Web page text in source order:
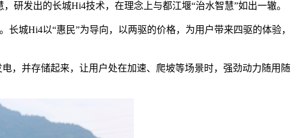
研发出的长城Hi4技术，在理念上与都江堰“治水智慧”如出一辙。
城Hi4以“惠民”为导向，以两驱的价格，为用户带来四驱的体验，
，并存储起来，让用户处在加速、爬坡等场景时，强劲动力随用随